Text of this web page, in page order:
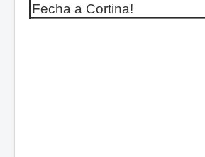
Fecha a Cortina!